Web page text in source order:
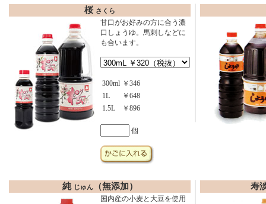
桜 さくら
甘口がお好みの方に合う濃
口しょうゆ。馬刺しなどに
も合います。
300ml ￥346
1L
￥648
1.5L
￥896
個
純 じゅん（無添加）
国内産の小麦と大豆を使用
寿